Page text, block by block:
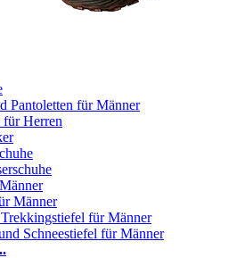
Pantoletten für Männer
Herren
Männer
für Männer
Schneestiefel für Männer